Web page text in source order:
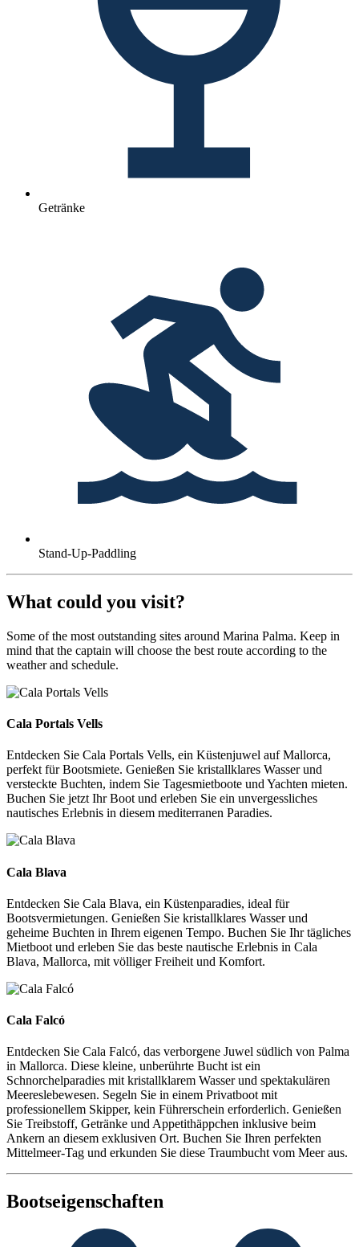
Getränke
Stand-Up-Paddling
What could you visit?
Some of the most outstanding sites around Marina Palma. Keep in
mind that the captain will choose the best route according to the
weather and schedule.
Cala Portals Vells
Cala Portals Vells
Entdecken Sie Cala Portals Vells, ein Küstenjuwel auf Mallorca,
perfekt für Bootsmiete. Genießen Sie kristallklares Wasser und
versteckte Buchten, indem Sie Tagesmietboote und Yachten mieten.
Buchen Sie jetzt Ihr Boot und erleben Sie ein unvergessliches
nautisches Erlebnis in diesem mediterranen Paradies.
Cala Blava
Cala Blava
Entdecken Sie Cala Blava, ein Küstenparadies, ideal für
Bootsvermietungen. Genießen Sie kristallklares Wasser und
geheime Buchten in Ihrem eigenen Tempo. Buchen Sie Ihr tägliches
Mietboot und erleben Sie das beste nautische Erlebnis in Cala
Blava, Mallorca, mit völliger Freiheit und Komfort.
Cala Falcó
Cala Falcó
Entdecken Sie Cala Falcó, das verborgene Juwel südlich von Palma
in Mallorca. Diese kleine, unberührte Bucht ist ein
Schnorchelparadies mit kristallklarem Wasser und spektakulären
Meereslebewesen. Segeln Sie in einem Privatboot mit
professionellem Skipper, kein Führerschein erforderlich. Genießen
Sie Treibstoff, Getränke und Appetithäppchen inklusive beim
Ankern an diesem exklusiven Ort. Buchen Sie Ihren perfekten
Mittelmeer-Tag und erkunden Sie diese Traumbucht vom Meer aus.
Bootseigenschaften